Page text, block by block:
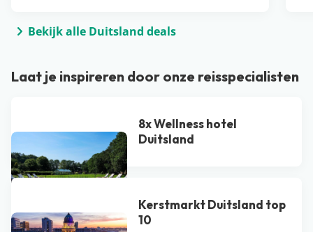
Bekijk alle Duitsland deals
Laat je inspireren door onze reisspecialisten
8x Wellness hotel
Duitsland
Kerstmarkt Duitsland top
10